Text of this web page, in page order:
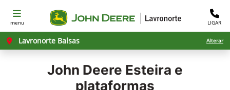
menu LIGAR
Lavronorte Balsas Alterar
John Deere Esteira e
plataformas